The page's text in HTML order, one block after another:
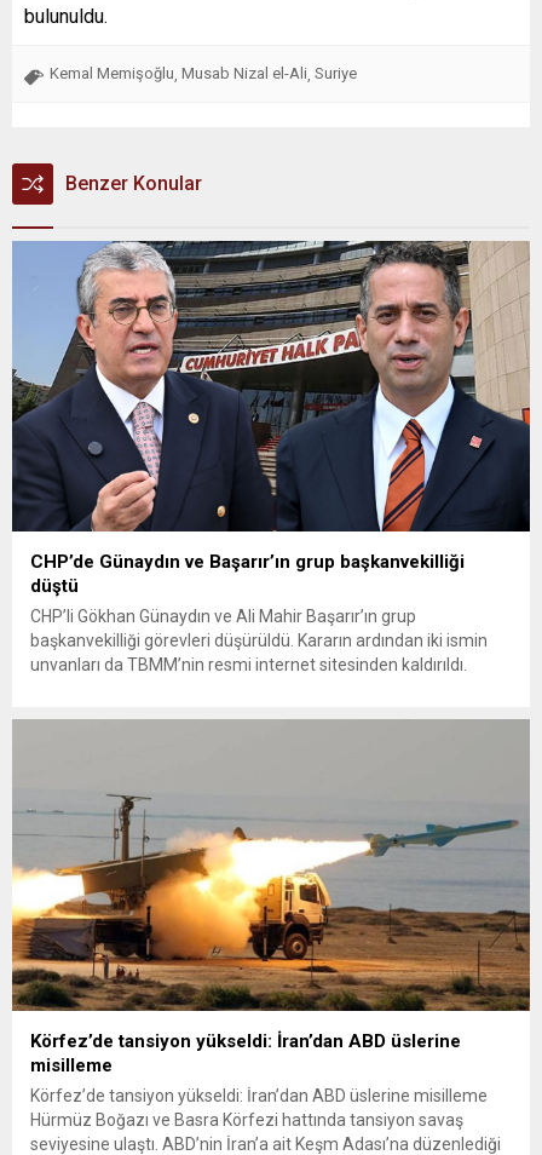
bulunuldu.
Kemal Memişoğlu Musab Nizal el-Ali Suriye
Benzer Konular
CHP’de Günaydın ve Başarır’ın grup başkanvekilliği
düştü
CHP’li Gökhan Günaydın ve Ali Mahir Başarır’ın grup
başkanvekilliği görevleri düşürüldü. Kararın ardından iki ismin
unvanları da TBMM’nin resmi internet sitesinden kaldırıldı.
Körfez’de tansiyon yükseldi: İran’dan ABD üslerine
misilleme
Körfez’de tansiyon yükseldi: İran’dan ABD üslerine misilleme
Hürmüz Boğazı ve Basra Körfezi hattında tansiyon savaş
seviyesine ulaştı. ABD’nin İran’a ait Keşm Adası’na düzenlediği